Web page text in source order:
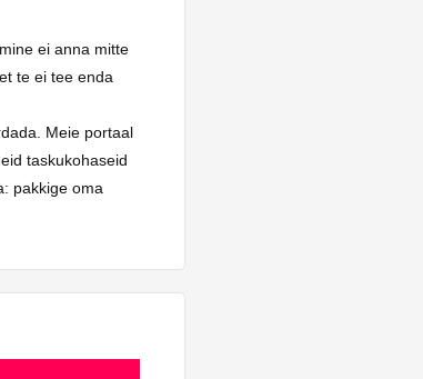
ei anna mitte
te ei tee enda
Meie portaal
taskukohaseid
pakkige oma